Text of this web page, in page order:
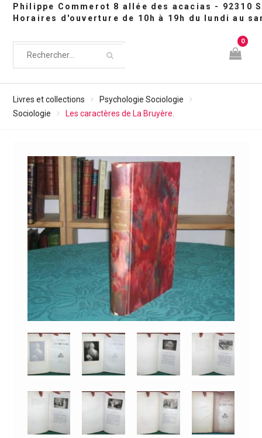
0
Livres et collections
Psychologie Sociologie
Sociologie
Les caractères de La Bruyère.